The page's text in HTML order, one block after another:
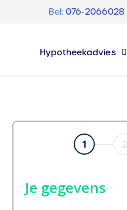
Bel:076-2066028
Hypotheekadvies